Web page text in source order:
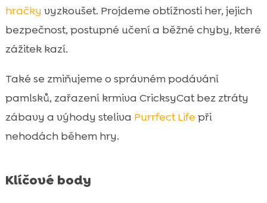
hračky vyzkoušet. Projdeme obtížnosti her, jejich
bezpečnost, postupné učení a běžné chyby, které
zážitek kazí.
Také se zmiňujeme o správném podávání
pamlsků, zařazení krmiva CricksyCat bez ztráty
zábavy a výhody steliva Purrfect Life při
nehodách během hry.
Klíčové body